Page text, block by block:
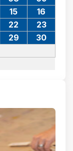
15
16
22
23
29
30